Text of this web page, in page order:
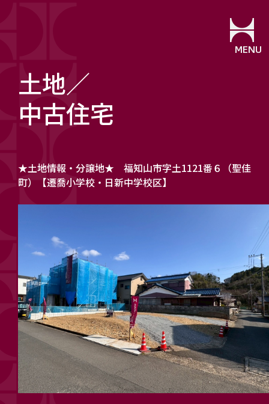
MENU
土地／
中古住宅
★土地情報・分譲地★ 福知山市字土1121番６（聖佳
町）【遷喬小学校・日新中学校区】